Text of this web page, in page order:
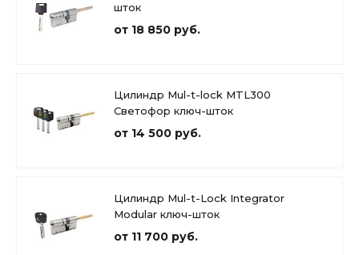
шток
от 18 850 руб.
Цилиндр Mul-t-lock MTL300
Светофор ключ-шток
от 14 500 руб.
Цилиндр Mul-t-Lock Integrator
Modular ключ-шток
от 11 700 руб.